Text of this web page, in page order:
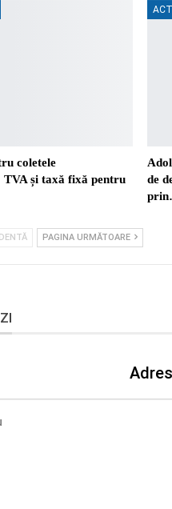
coletele
și taxă fixă pentru
de
PAGINA URMĂTOARE